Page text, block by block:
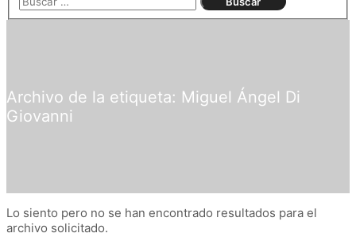
Archivo de la etiqueta: Miguel Ángel Di
Giovanni
Lo siento pero no se han encontrado resultados para el
archivo solicitado.